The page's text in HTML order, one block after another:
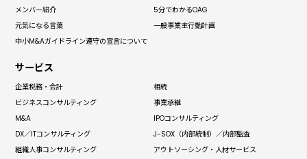
メンバー紹介
5分でわかるOAG
元気になる言葉
一般事業主行動計画
中小M&Aガイドライン遵守の宣言について
サービス
企業税務・会計
相続
ビジネスコンサルティング
事業承継
M&A
IPOコンサルティング
DX／ITコンサルティング J-SOX（内部統制） ／内部監査
組織人事コンサルティング アウトソーシング・人材サービス